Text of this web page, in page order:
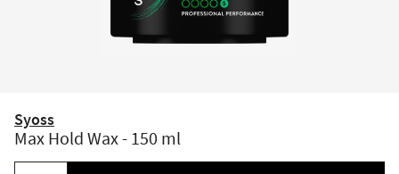
Syoss
Max Hold Wax - 150 ml